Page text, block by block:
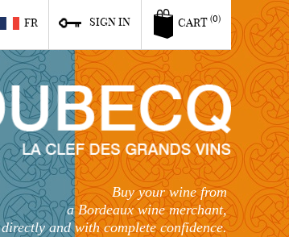
CART (0)
SIGN IN
FR
Buy your wine from
a Bordeaux wine merchant,
directly and with complete confidence.